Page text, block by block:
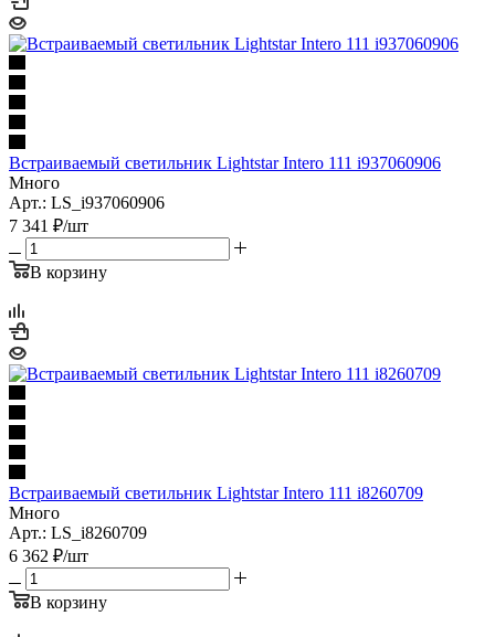
Встраиваемый светильник Lightstar Intero 111 i937060906
Много
Арт.: LS_i937060906
7 341 ₽/шт
В корзину
Встраиваемый светильник Lightstar Intero 111 i8260709
Много
Арт.: LS_i8260709
6 362 ₽/шт
В корзину